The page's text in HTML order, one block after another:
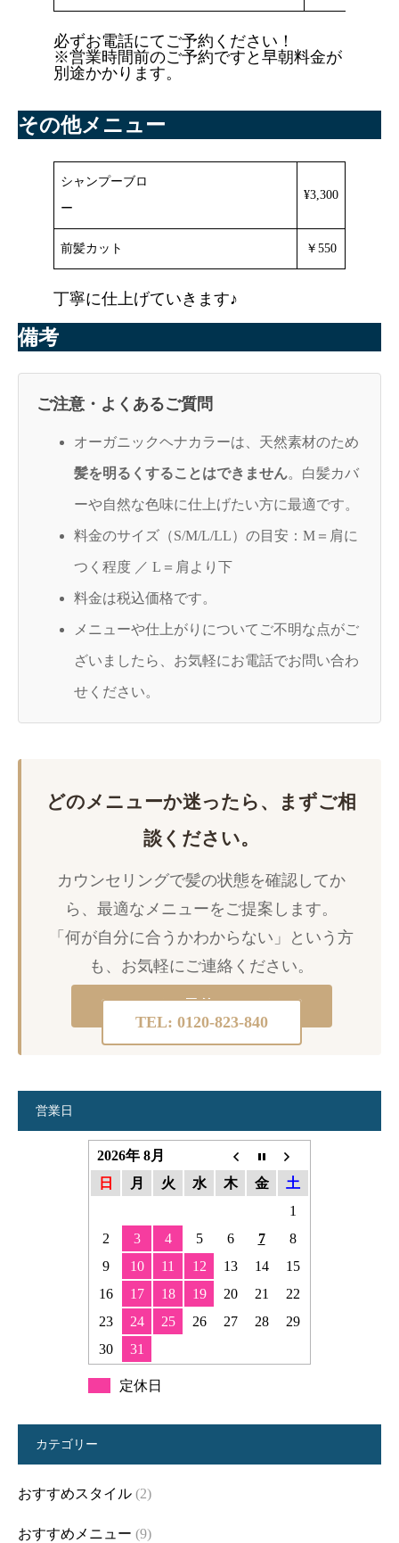
必ずお電話にてご予約ください！
※営業時間前のご予約ですと早朝料金が
別途かかります。
その他メニュー
シャンプーブロ
ー
¥3,300
前髪カット ￥550
丁寧に仕上げていきます♪
備考
ご注意・よくあるご質問
オーガニックヘナカラーは、天然素材のため
髪を明るくすることはできません。白髪カバ
ーや自然な色味に仕上げたい方に最適です。
料金のサイズ（S/M/L/LL）の目安：M＝肩に
つく程度 ／ L＝肩より下
料金は税込価格です。
メニューや仕上がりについてご不明な点がご
ざいましたら、お気軽にお電話でお問い合わ
せください。
どのメニューか迷ったら、まずご相
談ください。
カウンセリングで髪の状態を確認してか
ら、最適なメニューをご提案します。
「何が自分に合うかわからない」という方
も、お気軽にご連絡ください。
オンライン予約はこちら →
TEL: 0120-823-840
営業日
2026年 8月
日
月 火 水 木 金
土
1
2
3 4 5 6 7
8
9
10 11 12 13 14
15
16
17 18 19 20 21
22
23
24 25 26 27 28
29
30
31
定休日
カテゴリー
おすすめスタイル (2)
おすすめメニュー (9)